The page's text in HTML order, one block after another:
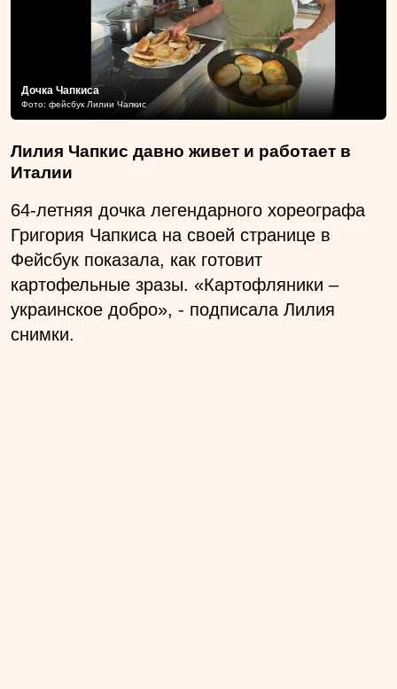
Дочка Чапкиса
Фото: фейсбук Лилии Чапкис
Лилия Чапкис давно живет и работает в
Италии
64-летняя дочка легендарного хореографа
Григория Чапкиса на своей странице в
Фейсбук показала, как готовит
картофельные зразы. «Картофляники –
украинское добро», - подписала Лилия
снимки.